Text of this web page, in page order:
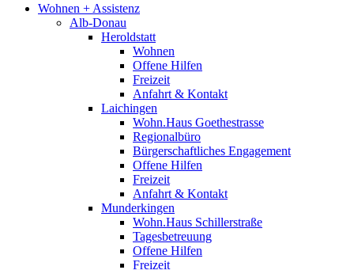
Wohnen + Assistenz
Alb-Donau
Heroldstatt
Wohnen
Offene Hilfen
Freizeit
Anfahrt & Kontakt
Laichingen
Wohn.Haus Goethestrasse
Regionalbüro
Bürgerschaftliches Engagement
Offene Hilfen
Freizeit
Anfahrt & Kontakt
Munderkingen
Wohn.Haus Schillerstraße
Tagesbetreuung
Offene Hilfen
Freizeit